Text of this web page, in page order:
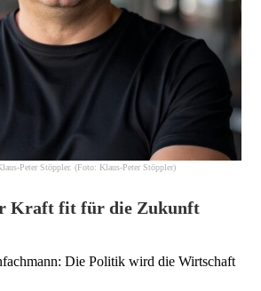
Peter Stöppler. (Foto: Klaus-Peter Stöppler)
Kraft fit für die Zukunft
Die Politik wird die Wirtschaft